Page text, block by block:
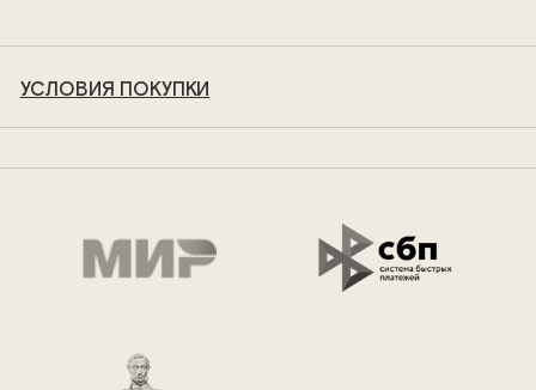
УСЛОВИЯ ПОКУПКИ